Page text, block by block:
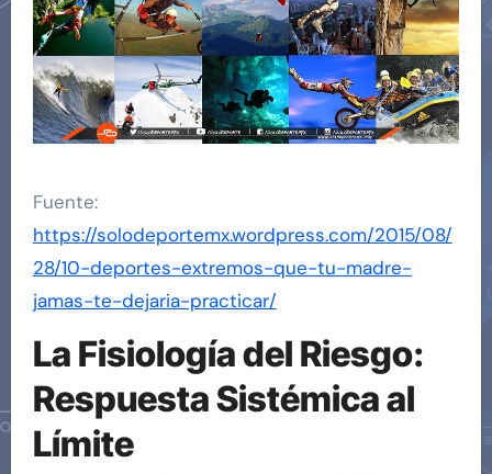
Fuente:
https://solodeportemx.wordpress.com/2015/08/
28/10-deportes-extremos-que-tu-madre-
jamas-te-dejaria-practicar/
La Fisiología del Riesgo:
Respuesta Sistémica al
Límite